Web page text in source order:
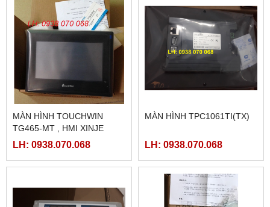
MÀN HÌNH TOUCHWIN
TG465-MT , HMI XINJE
TG465-MT
LH: 0938.070.068
MÀN HÌNH TPC1061TI(TX)
LH: 0938.070.068